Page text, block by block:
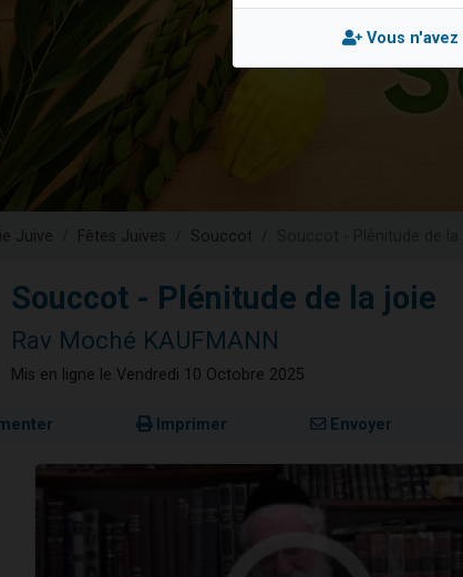
2 personnes viennent de faire un don
10 personnes viennent de demander une
Juive Fêtes Juives Souccot
Souccot - Plénitude de la joie
Rav Moché KAUFMANN
Mis en ligne le Vendredi 10 Octobre 2025
Imprimer Envoyer
Vous n'avez